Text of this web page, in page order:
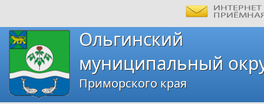
Ольгинский
муниципальный
Приморского края